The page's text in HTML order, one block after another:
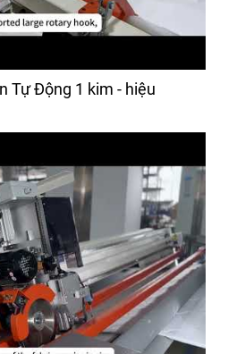
Tự Động 1 kim - hiệu